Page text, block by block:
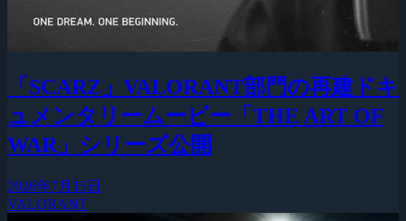
「SCARZ」VALORANT部門の再建ドキ
ュメンタリームービー「THE ART OF
WAR」シリーズ公開
2026年7月15日
VALORANT